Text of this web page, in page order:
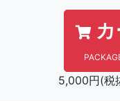
5,000円(税